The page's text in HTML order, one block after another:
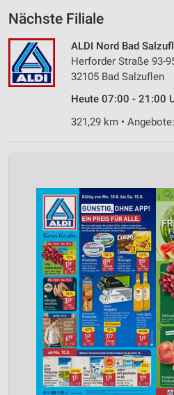
Nächste Filiale
ALDI Nord Bad
Herforder Straße 93-
32105 Bad Salzuflen
Heute 07:00 - 21:00
321,29 km •